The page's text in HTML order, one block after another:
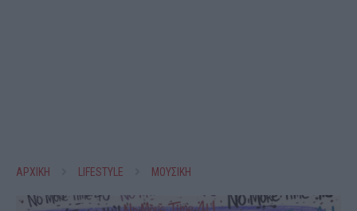
ΑΡΧΙΚΗ LIFESTYLE ΜΟΥΣΙΚΗ